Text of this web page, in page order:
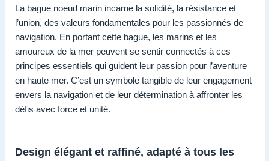
La bague noeud marin incarne la solidité, la résistance et
l’union, des valeurs fondamentales pour les passionnés de
navigation. En portant cette bague, les marins et les
amoureux de la mer peuvent se sentir connectés à ces
principes essentiels qui guident leur passion pour l’aventure
en haute mer. C’est un symbole tangible de leur engagement
envers la navigation et de leur détermination à affronter les
défis avec force et unité.
Design élégant et raffiné, adapté à tous les